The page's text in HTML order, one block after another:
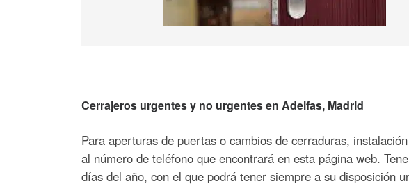
Cerrajeros urgentes y no urgentes en Adelfas, Madrid
Para aperturas de puertas o cambios de cerraduras,
al número de teléfono que encontrará en esta página web.
días del año, con el que podrá tener siempre a su disposición